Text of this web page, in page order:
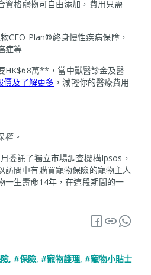
資格寵物可自由添加，費用只需
CEO Plan®終身慢性疾病保障，
症等
HK$68萬**，當中獸醫診金及醫
價及了解更多 ，減輕你的醫療費用
權。
委託了獨立市場調查機構Ipsos，
訪問中有購買寵物保險的寵物主人
一生壽命14年，在這段期間的一
, #保險, #寵物護理, #寵物小貼士